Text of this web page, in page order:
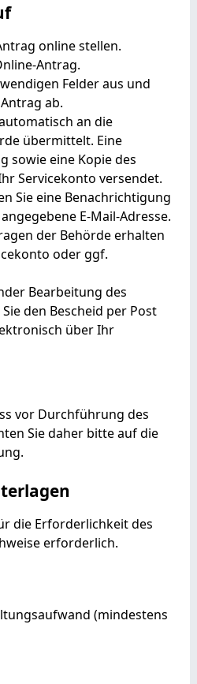
online stellen.
Antrag.
Felder aus und
ab.
an die
übermittelt. Eine
sowie eine Kopie des
Servicekonto versendet.
Sie eine Benachrichtigung
E-Mail-Adresse.
der Behörde erhalten
oder ggf.
Bearbeitung des
den Bescheid per Post
über Ihr
vor Durchführung des
Sie daher bitte auf die
die Erforderlichkeit des
erforderlich.
(mindestens